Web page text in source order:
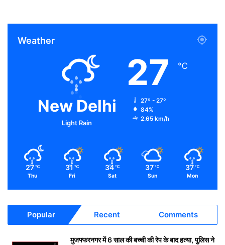
Weather
New Delhi
Light Rain
27 ℃
27º - 27º
84%
2.65 km/h
27 ℃
Thu
31 ℃
Fri
34 ℃
Sat
37 ℃
Sun
37 ℃
Mon
Popular Recent Comments
मुजफ्फरनगर में 6 साल की बच्ची की रेप के बाद हत्या, पुलिस ने